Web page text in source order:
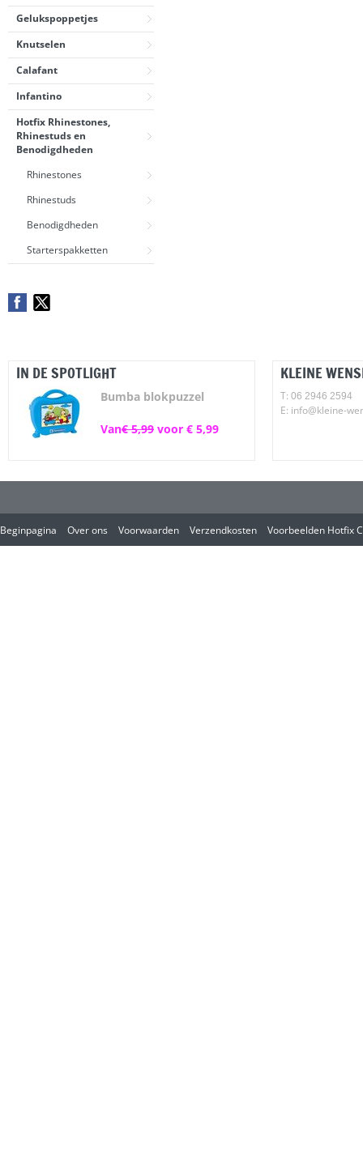
Gelukspoppetjes
Knutselen
Calafant
Infantino
Hotfix Rhinestones,
Rhinestuds en
Benodigdheden
Rhinestones
Rhinestuds
Benodigdheden
Starterspakketten
IN DE SPOTLIGHT
Bumba blokpuzzel
Van€ 5,99 voor € 5,99
KLEINE
T: 06 2946 2594
E: info@kleine-
Beginpagina Over ons Voorwaarden Verzendkosten Voorbeelden Hotfix